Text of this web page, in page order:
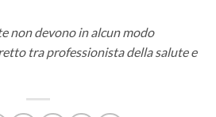
non devono in alcun modo
tra professionista della salute e